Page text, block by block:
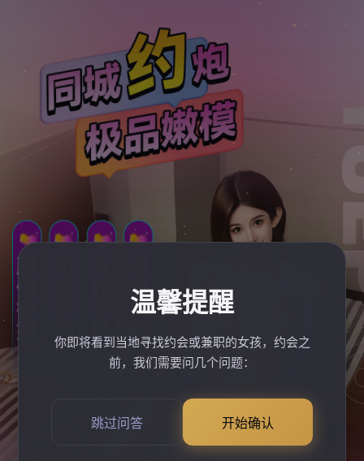
温馨提醒
你即将看到当地寻找约会或兼职的女孩，约会之
前，我们需要问几个问题：
跳过问答 开始确认